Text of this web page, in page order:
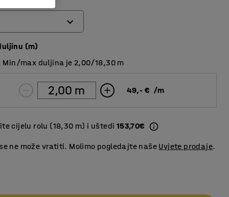
(m)
Min/max duljina je 2,00/18,30 m
49,- € /m
cijelu rolu (18,30 m) i uštedi 153,70€
ne može vratiti. Molimo pogledajte naše Uvjete prodaje.